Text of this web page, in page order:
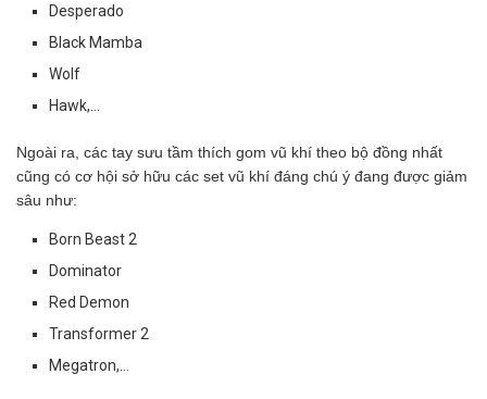
Desperado
Black Mamba
Wolf
Hawk,…
Ngoài ra, các tay sưu tầm thích gom vũ khí theo bộ đồng nhất
cũng có cơ hội sở hữu các set vũ khí đáng chú ý đang được giảm
sâu như:
Born Beast 2
Dominator
Red Demon
Transformer 2
Megatron,…